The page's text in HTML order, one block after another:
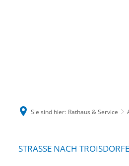
Sie sind hier: Rathaus & Service
STRASSE NACH